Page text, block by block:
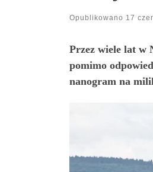
Opublikowano 17
Przez wiele lat w
pomimo
nanogram na